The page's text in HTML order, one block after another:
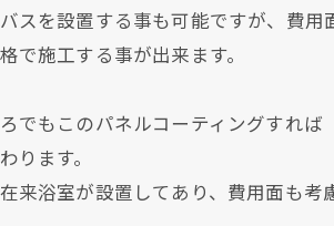
スを設置する事も可能ですが、費用
で施工する事が出来ます。
でもこのパネルコーティングすれば
ります。
来浴室が設置してあり、費用面も考